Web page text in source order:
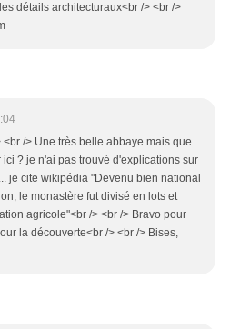
détails architecturaux<br /> <br />
<br /> Une très belle abbaye mais que
? je n'ai pas trouvé d'explications sur
je cite wikipédia "Devenu bien national
le monastère fut divisé en lots et
agricole"<br /> <br /> Bravo pour
la découverte<br /> <br /> Bises,